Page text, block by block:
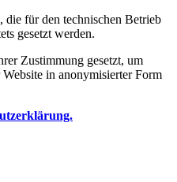
die für den technischen Betrieb
gesetzt werden.
Zustimmung gesetzt, um
in anonymisierter Form